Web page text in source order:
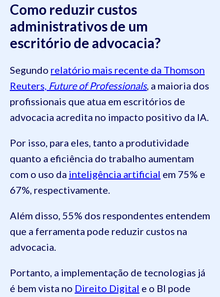
Como reduzir custos
administrativos de um
escritório de advocacia?
Segundo relatório mais recente da Thomson
Reuters, Future of Professionals, a maioria dos
profissionais que atua em escritórios de
advocacia acredita no impacto positivo da IA.
Por isso, para eles, tanto a produtividade
quanto a eficiência do trabalho aumentam
com o uso da inteligência artificial em 75% e
67%, respectivamente.
Além disso, 55% dos respondentes entendem
que a ferramenta pode reduzir custos na
advocacia.
Portanto, a implementação de tecnologias já
é bem vista no Direito Digital e o BI pode